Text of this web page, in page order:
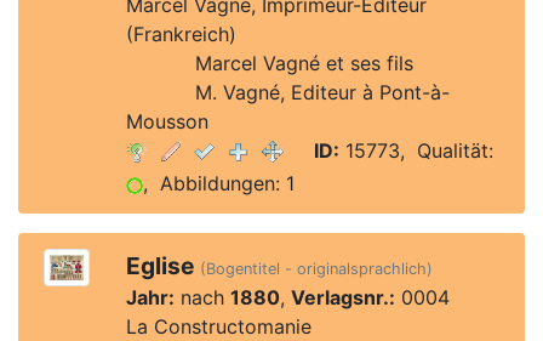
Marcel Vagne, Imprimeur-Editeur
(Frankreich)
Marcel Vagné et ses fils
M. Vagné, Editeur à Pont-à-
Mousson
ID: 15773, Qualität:
, Abbildungen: 1
Eglise (Bogentitel - originalsprachlich)
Jahr: nach 1880, Verlagsnr.: 0004
La Constructomanie